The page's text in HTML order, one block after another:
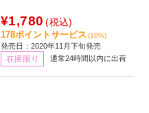
¥1,780 (税込)
178ポイントサービス (10%)
発売日：2020年11月下旬発売
在庫限り 通常24時間以内に出荷